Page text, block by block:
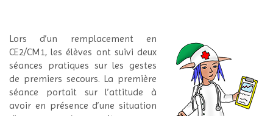
Lors d’un remplacement en
CE2/CM1, les élèves ont suivi deux
séances pratiques sur les gestes
de premiers secours. La première
séance portait sur l’attitude à
avoir en présence d’une situation